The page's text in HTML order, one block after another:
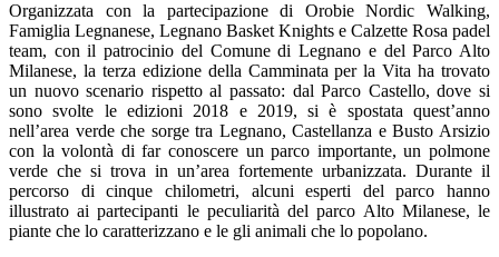
Organizzata con la partecipazione di Orobie Nordic Walking,
Famiglia Legnanese, Legnano Basket Knights e Calzette Rosa padel
team, con il patrocinio del Comune di Legnano e del Parco Alto
Milanese, la terza edizione della Camminata per la Vita ha trovato
un nuovo scenario rispetto al passato: dal Parco Castello, dove si
sono svolte le edizioni 2018 e 2019, si è spostata quest’anno
nell’area verde che sorge tra Legnano, Castellanza e Busto Arsizio
con la volontà di far conoscere un parco importante, un polmone
verde che si trova in un’area fortemente urbanizzata. Durante il
percorso di cinque chilometri, alcuni esperti del parco hanno
illustrato ai partecipanti le peculiarità del parco Alto Milanese, le
piante che lo caratterizzano e le gli animali che lo popolano.